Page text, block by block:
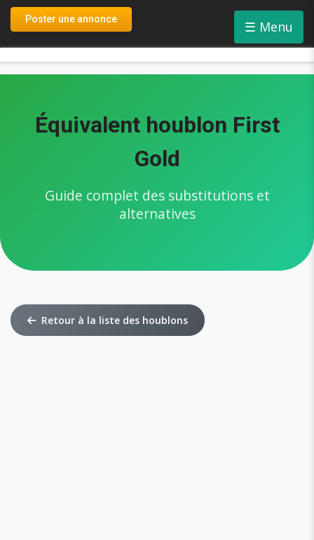
Poster une annonce
Inscription
☰ Menu
Équivalent houblon First
Gold
Guide complet des substitutions et
alternatives
Retour à la liste des houblons